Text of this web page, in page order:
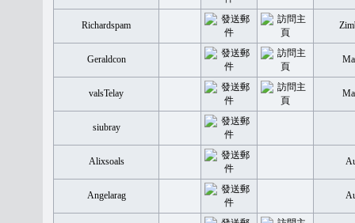
Richardspam
Geraldcon
valsTelay
siubray
Alixsoals
Angelarag